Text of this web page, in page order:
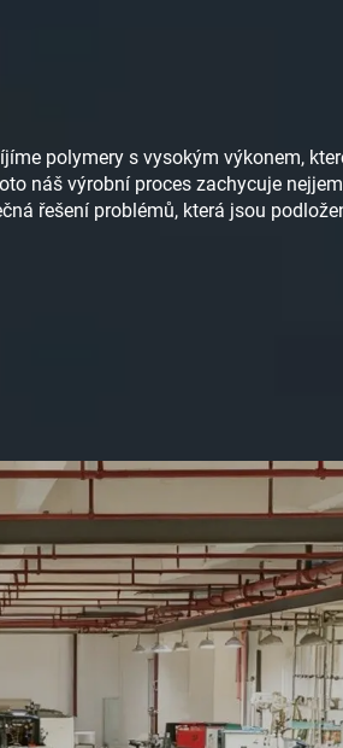
polymery s vysokým výkonem,
náš výrobní proces zachycuje
řešení problémů, která jsou